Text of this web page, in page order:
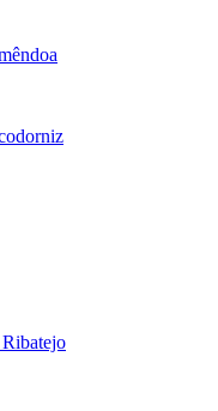
Ribatejo